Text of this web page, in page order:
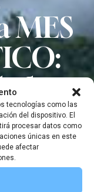
tecnologías como las
del dispositivo. El
procesar datos como
únicas en este
afectar
MES
la
Las